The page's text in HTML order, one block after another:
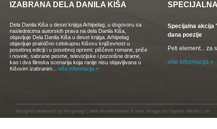
IZABRANA DELA DANILA KIŠA
Dela Danila Kiša u deset knjiga Arhipelag, u dogovoru sa
naslednicima autorskih prava na dela Danila Kiša,
objavljuje Dela Danila Kiša u deset knjiga. Arhipelag
objavljuje praktično celokupnu Kišovu književnost u
posebnoj ediciji i u posebnoj opremi: piščeve romane, priče
i novele, sabrane pesme, televizijske i pozorišne drame,
kao i dva filmska scenarija koja ranije nisu objavljivana u
Kišovim izabranim... više informacija »
Specijalna akcija
dana poezije
Peti element... za
više informacija »
All rights reserved by Arhipelag | web development & web design by Ogitive Media Lab